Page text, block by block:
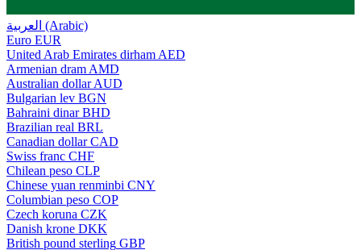
العربية (Arabic)
Euro EUR
United Arab Emirates dirham AED
Armenian dram AMD
Australian dollar AUD
Bulgarian lev BGN
Bahraini dinar BHD
Brazilian real BRL
Canadian dollar CAD
Swiss franc CHF
Chilean peso CLP
Chinese yuan renminbi CNY
Columbian peso COP
Czech koruna CZK
Danish krone DKK
British pound sterling GBP